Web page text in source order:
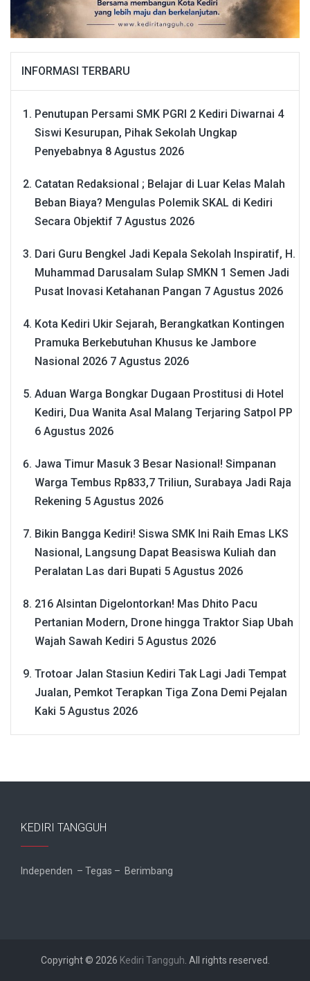
INFORMASI TERBARU
Penutupan Persami SMK PGRI 2 Kediri Diwarnai 4
Siswi Kesurupan, Pihak Sekolah Ungkap
Penyebabnya 8 Agustus 2026
Catatan Redaksional ; Belajar di Luar Kelas Malah
Beban Biaya? Mengulas Polemik SKAL di Kediri
Secara Objektif 7 Agustus 2026
Dari Guru Bengkel Jadi Kepala Sekolah Inspiratif, H.
Muhammad Darusalam Sulap SMKN 1 Semen Jadi
Pusat Inovasi Ketahanan Pangan 7 Agustus 2026
Kota Kediri Ukir Sejarah, Berangkatkan Kontingen
Pramuka Berkebutuhan Khusus ke Jambore
Nasional 2026 7 Agustus 2026
Aduan Warga Bongkar Dugaan Prostitusi di Hotel
Kediri, Dua Wanita Asal Malang Terjaring Satpol PP
6 Agustus 2026
Jawa Timur Masuk 3 Besar Nasional! Simpanan
Warga Tembus Rp833,7 Triliun, Surabaya Jadi Raja
Rekening 5 Agustus 2026
Bikin Bangga Kediri! Siswa SMK Ini Raih Emas LKS
Nasional, Langsung Dapat Beasiswa Kuliah dan
Peralatan Las dari Bupati 5 Agustus 2026
216 Alsintan Digelontorkan! Mas Dhito Pacu
Pertanian Modern, Drone hingga Traktor Siap Ubah
Wajah Sawah Kediri 5 Agustus 2026
Trotoar Jalan Stasiun Kediri Tak Lagi Jadi Tempat
Jualan, Pemkot Terapkan Tiga Zona Demi Pejalan
Kaki 5 Agustus 2026
KEDIRI TANGGUH
Independen – Tegas – Berimbang
Copyright © 2026 Kediri Tangguh . All rights reserved.